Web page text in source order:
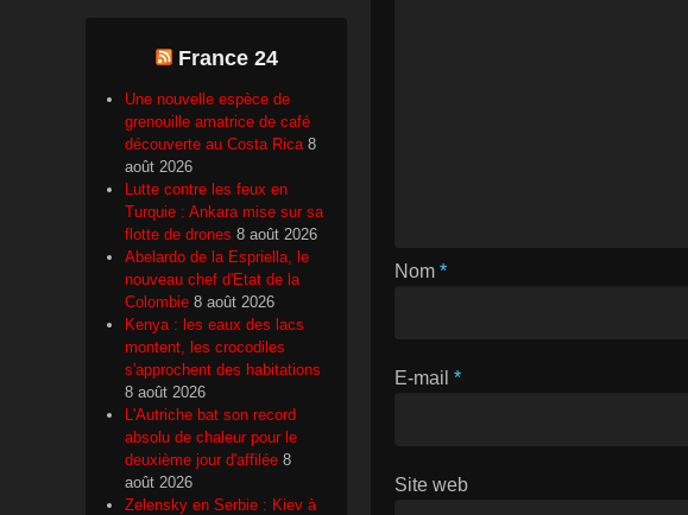
Nom *
E-mail *
Site web
France 24
Une nouvelle espèce de
grenouille amatrice de café
découverte au Costa Rica 8
août 2026
Lutte contre les feux en
Turquie : Ankara mise sur sa
flotte de drones 8 août 2026
Abelardo de la Espriella, le
nouveau chef d'Etat de la
Colombie 8 août 2026
Kenya : les eaux des lacs
montent, les crocodiles
s'approchent des habitations
8 août 2026
L'Autriche bat son record
absolu de chaleur pour le
deuxième jour d'affilée 8
août 2026
Zelensky en Serbie : Kiev à